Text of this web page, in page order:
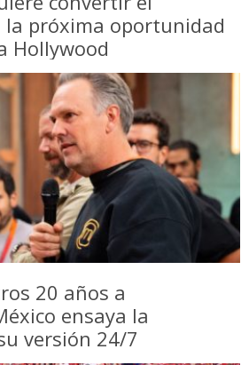
la próxima oportunidad
Hollywood
20 años a
ensaya la
versión 24/7